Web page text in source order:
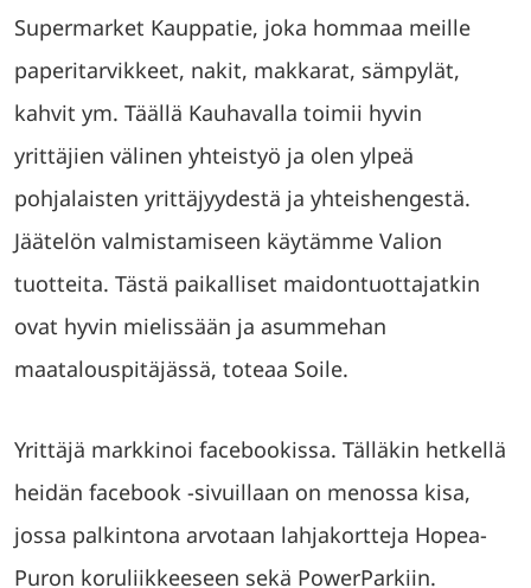
Supermarket Kauppatie, joka hommaa meille
paperitarvikkeet, nakit, makkarat, sämpylät,
kahvit ym. Täällä Kauhavalla toimii hyvin
yrittäjien välinen yhteistyö ja olen ylpeä
pohjalaisten yrittäjyydestä ja yhteishengestä.
Jäätelön valmistamiseen käytämme Valion
tuotteita. Tästä paikalliset maidontuottajatkin
ovat hyvin mielissään ja asummehan
maatalouspitäjässä, toteaa Soile.
Yrittäjä markkinoi facebookissa. Tälläkin hetkellä
heidän facebook -sivuillaan on menossa kisa,
jossa palkintona arvotaan lahjakortteja Hopea-
Puron koruliikkeeseen sekä PowerParkiin.